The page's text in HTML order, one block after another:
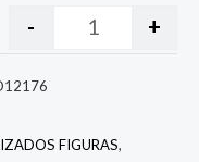
- +
FIGURAS,